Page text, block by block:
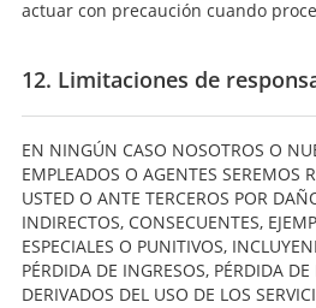
actuar con precaución cuando
12. Limitaciones de
EN NINGÚN CASO NOSOTROS O
EMPLEADOS O AGENTES SEREMOS
USTED O ANTE TERCEROS POR
INDIRECTOS, CONSECUENTES,
ESPECIALES O PUNITIVOS,
PÉRDIDA DE INGRESOS, PÉRDIDA
DERIVADOS DEL USO DE LOS